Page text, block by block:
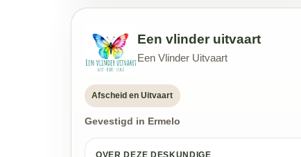
Een vlinder uitvaart
Een Vlinder Uitvaart
Afscheid en Uitvaart
Gevestigd in Ermelo